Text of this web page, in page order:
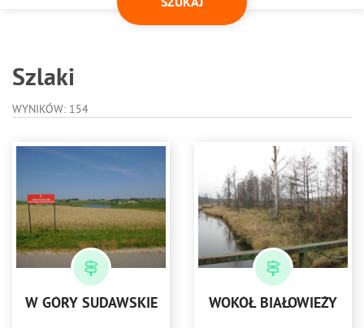
Szlaki
WYNIKÓW: 154
W GÓRY SUDAWSKIE WOKÓŁ BIAŁOWIEŻY